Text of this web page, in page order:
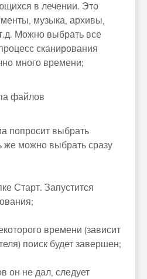
в лечении. Это
музыка, архивы,
Можно выбрать все
сканирования
много времени;
файлов
попросит выбрать
же можно выбрать сразу
Старт. Запустится
времени (зависит
поиск будет завершен;
он не дал, следует